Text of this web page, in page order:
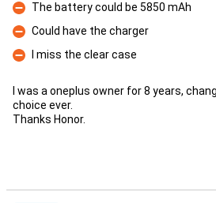
Con
The battery could be 5850 mAh
Con
Could have the charger
Con
I miss the clear case
I was a oneplus owner for 8 years,
choice ever.
Thanks Honor.